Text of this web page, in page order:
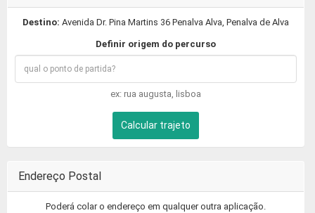
Destino: Avenida Dr. Pina Martins 36 Penalva Alva, Penalva de Alva
Definir origem do percurso
ex: rua augusta, lisboa
Calcular trajeto
Endereço Postal
Poderá colar o endereço em qualquer outra aplicação.